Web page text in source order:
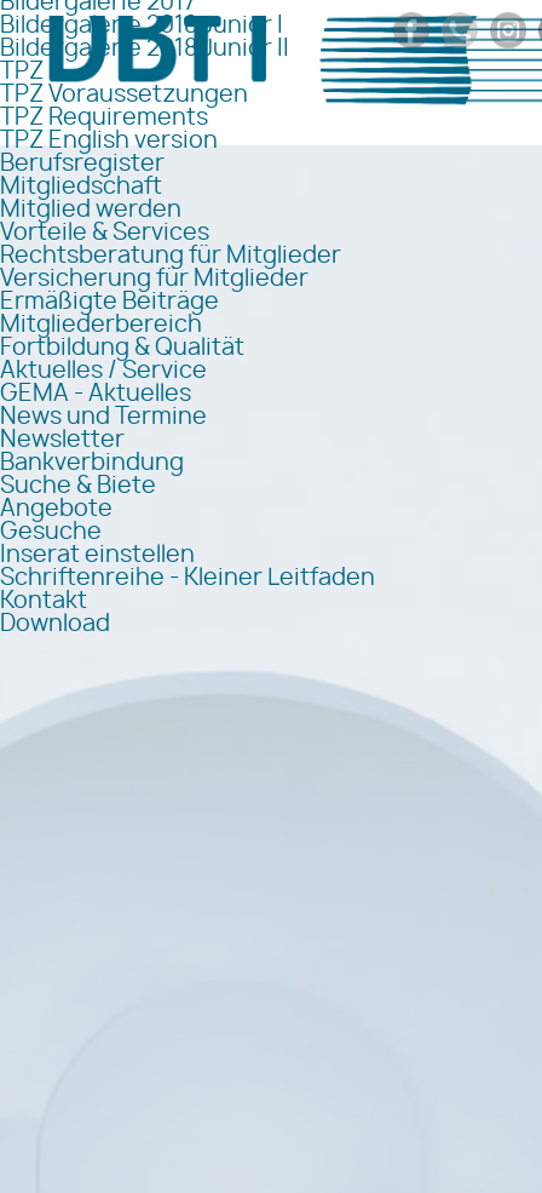
Bildergalerie 2018 Junior I
Bildergalerie 2018 Junior II
TPZ
TPZ Voraussetzungen
TPZ Requirements
TPZ English version
Berufsregister
Mitgliedschaft
Mitglied werden
Vorteile & Services
Rechtsberatung für Mitglieder
Versicherung für Mitglieder
Ermäßigte Beiträge
Mitgliederbereich
Fortbildung & Qualität
Aktuelles / Service
GEMA - Aktuelles
News und Termine
Newsletter
Bankverbindung
Suche & Biete
Angebote
Gesuche
Inserat einstellen
Schriftenreihe - Kleiner Leitfaden
Kontakt
Download